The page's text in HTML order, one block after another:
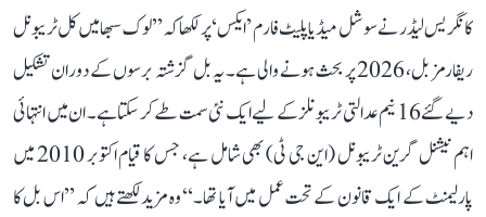
کانگریس لیڈر نے سوشل میڈیا پلیٹ فارم ’ایکس‘ پر لکھا کہ ’’لوک سبھا میں کل ٹریبونل
ریفارمز بل، 2026 پر بحث ہونے والی ہے۔ یہ بل گزشتہ برسوں کے دوران تشکیل
دیے گئے 16 نیم عدالتی ٹریبونلز کے لیے ایک نئی سمت طے کر سکتا ہے۔ ان میں انتہائی
اہم نیشنل گرین ٹریبونل (این جی ٹی) بھی شامل ہے، جس کا قیام اکتوبر 2010 میں
پارلیمنٹ کے ایک قانون کے تحت عمل میں آیا تھا۔‘‘ وہ مزید لکھتے ہیں کہ ’’اس بل کا